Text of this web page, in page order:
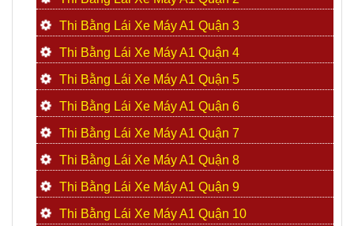
Thi Bằng Lái Xe Máy A1 Quận 3
Thi Bằng Lái Xe Máy A1 Quận 4
Thi Bằng Lái Xe Máy A1 Quận 5
Thi Bằng Lái Xe Máy A1 Quận 6
Thi Bằng Lái Xe Máy A1 Quận 7
Thi Bằng Lái Xe Máy A1 Quận 8
Thi Bằng Lái Xe Máy A1 Quận 9
Thi Bằng Lái Xe Máy A1 Quận 10